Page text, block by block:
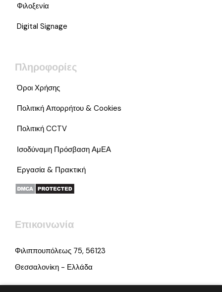
Φιλοξενία
Digital Signage
Πληροφορίες
Όροι Χρήσης
Πολιτική Απορρήτου & Cookies
Πολιτική CCTV
Ισοδύναμη Πρόσβαση ΑμΕΑ
Εργασία & Πρακτική
Επικοινωνία
Φιλιππουπόλεως 75, 56123
Θεσσαλονίκη - Ελλάδα